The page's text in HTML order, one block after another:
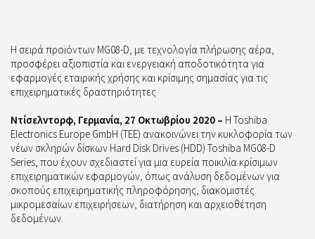
Η σειρά προϊόντων MG08-D, με τεχνολογία πλήρωσης αέρα,
προσφέρει αξιοπιστία και ενεργειακή αποδοτικότητα για
εφαρμογές εταιρικής χρήσης και κρίσιμης σημασίας για τις
επιχειρηματικές δραστηριότητες
Ντίσελντορφ, Γερμανία, 27 Οκτωβρίου 2020 – Η Toshiba
Electronics Europe GmbH (TEE) ανακοινώνει την κυκλοφορία των
νέων σκληρών δίσκων Hard Disk Drives (HDD) Toshiba MG08-D
Series, που έχουν σχεδιαστεί για μια ευρεία ποικιλία κρίσιμων
επιχειρηματικών εφαρμογών, όπως ανάλυση δεδομένων για
σκοπούς επιχειρηματικής πληροφόρησης, διακομιστές
μικρομεσαίων επιχειρήσεων, διατήρηση και αρχειοθέτηση
δεδομένων.